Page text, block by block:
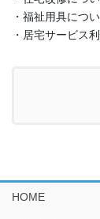
・福祉用具につ
・居宅サービス
HOME